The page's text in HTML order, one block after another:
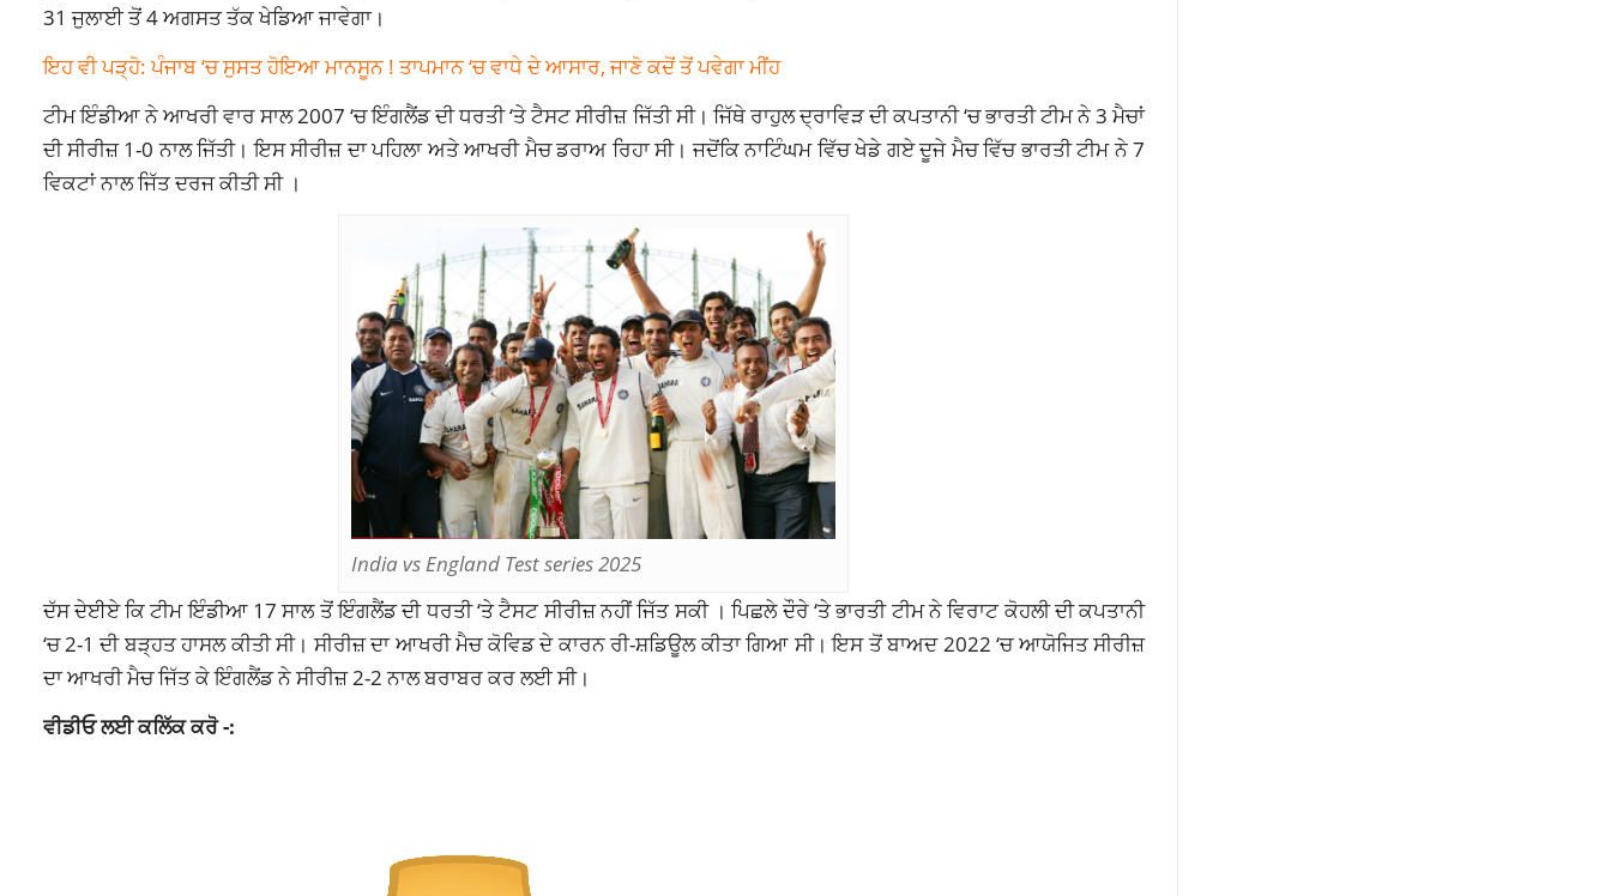
31 ਜੁਲਾਈ ਤੋਂ 4 ਅਗਸਤ ਤੱਕ ਖੇਡਿਆ ਜਾਵੇਗਾ।
ਇਹ ਵੀ ਪੜ੍ਹੋ: ਪੰਜਾਬ ‘ਚ ਸੁਸਤ ਹੋਇਆ ਮਾਨਸੂਨ ! ਤਾਪਮਾਨ ‘ਚ ਵਾਧੇ ਦੇ ਆਸਾਰ, ਜਾਣੋ ਕਦੋਂ ਤੋਂ ਪਵੇਗਾ ਮੀਂਹ
ਟੀਮ ਇੰਡੀਆ ਨੇ ਆਖਰੀ ਵਾਰ ਸਾਲ 2007 ‘ਚ ਇੰਗਲੈਂਡ ਦੀ ਧਰਤੀ ‘ਤੇ ਟੈਸਟ ਸੀਰੀਜ਼ ਜਿੱਤੀ ਸੀ। ਜਿੱਥੇ ਰਾਹੁਲ ਦ੍ਰਾਵਿੜ ਦੀ ਕਪਤਾਨੀ ‘ਚ ਭਾਰਤੀ ਟੀਮ ਨੇ 3 ਮੈਚਾਂ
ਦੀ ਸੀਰੀਜ਼ 1-0 ਨਾਲ ਜਿੱਤੀ। ਇਸ ਸੀਰੀਜ਼ ਦਾ ਪਹਿਲਾ ਅਤੇ ਆਖਰੀ ਮੈਚ ਡਰਾਅ ਰਿਹਾ ਸੀ। ਜਦੋਂਕਿ ਨਾਟਿੰਘਮ ਵਿੱਚ ਖੇਡੇ ਗਏ ਦੂਜੇ ਮੈਚ ਵਿੱਚ ਭਾਰਤੀ ਟੀਮ ਨੇ 7
ਵਿਕਟਾਂ ਨਾਲ ਜਿੱਤ ਦਰਜ ਕੀਤੀ ਸੀ ।
India vs England Test series 2025
ਦੱਸ ਦੇਈਏ ਕਿ ਟੀਮ ਇੰਡੀਆ 17 ਸਾਲ ਤੋਂ ਇੰਗਲੈਂਡ ਦੀ ਧਰਤੀ ‘ਤੇ ਟੈਸਟ ਸੀਰੀਜ਼ ਨਹੀਂ ਜਿੱਤ ਸਕੀ । ਪਿਛਲੇ ਦੌਰੇ ‘ਤੇ ਭਾਰਤੀ ਟੀਮ ਨੇ ਵਿਰਾਟ ਕੋਹਲੀ ਦੀ ਕਪਤਾਨੀ
‘ਚ 2-1 ਦੀ ਬੜ੍ਹਤ ਹਾਸਲ ਕੀਤੀ ਸੀ। ਸੀਰੀਜ਼ ਦਾ ਆਖਰੀ ਮੈਚ ਕੋਵਿਡ ਦੇ ਕਾਰਨ ਰੀ-ਸ਼ਡਿਊਲ ਕੀਤਾ ਗਿਆ ਸੀ। ਇਸ ਤੋਂ ਬਾਅਦ 2022 ‘ਚ ਆਯੋਜਿਤ ਸੀਰੀਜ਼
ਦਾ ਆਖਰੀ ਮੈਚ ਜਿੱਤ ਕੇ ਇੰਗਲੈਂਡ ਨੇ ਸੀਰੀਜ਼ 2-2 ਨਾਲ ਬਰਾਬਰ ਕਰ ਲਈ ਸੀ।
ਵੀਡੀਓ ਲਈ ਕਲਿੱਕ ਕਰੋ -: